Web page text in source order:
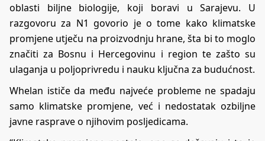
oblasti biljne biologije, koji boravi u Sarajevu. U
razgovoru za N1 govorio je o tome kako klimatske
promjene utječu na proizvodnju hrane, šta bi to moglo
značiti za Bosnu i Hercegovinu i region te zašto su
ulaganja u poljoprivredu i nauku ključna za budućnost.
Whelan ističe da među najveće probleme ne spadaju
samo klimatske promjene, već i nedostatak ozbiljne
javne rasprave o njihovim posljedicama.